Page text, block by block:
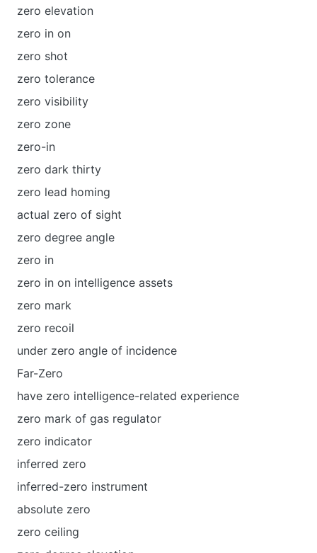
zero elevation
zero in on
zero shot
zero tolerance
zero visibility
zero zone
zero-in
zero dark thirty
zero lead homing
actual zero of sight
zero degree angle
zero in
zero in on intelligence assets
zero mark
zero recoil
under zero angle of incidence
Far-Zero
have zero intelligence-related experience
zero mark of gas regulator
zero indicator
inferred zero
inferred-zero instrument
absolute zero
zero ceiling